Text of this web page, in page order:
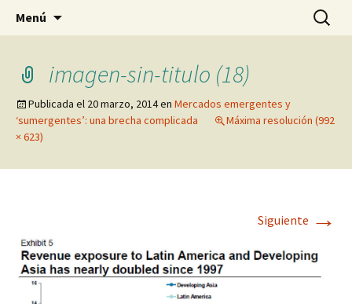
dlacalle.com
Blog de Daniel Lacalle
Menú Buscar:
imagen-sin-titulo (18)
Publicada el 20 marzo, 2014en Mercados emergentes y
‘sumergentes’: una brecha complicada
Máxima resolución (992
× 623)
Siguiente →